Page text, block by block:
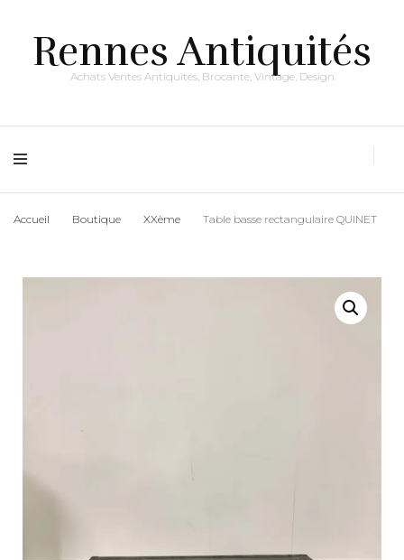
Rennes Antiquités
Achats Ventes Antiquités, Brocante, Vintage, Design
Accueil Boutique XXème Table basse rectangulaire QUINET